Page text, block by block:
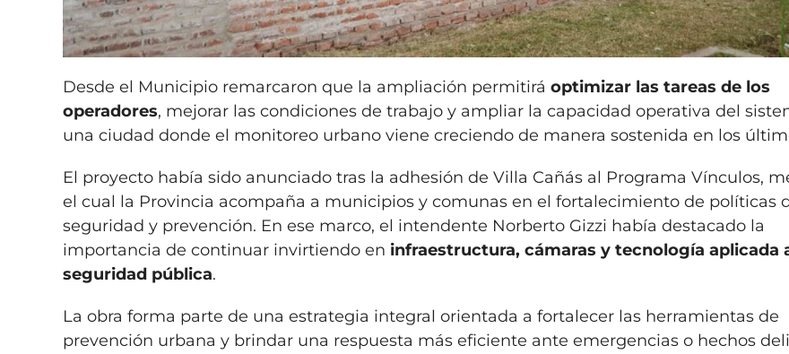
Desde el Municipio remarcaron que la ampliación permitiráoptimizar las tareas de los
operadores, mejorar las condiciones de trabajo y ampliar la capacidad operativa del
una ciudad donde el monitoreo urbano viene creciendo de manera sostenida en los
El proyecto había sido anunciado tras la adhesión de Villa Cañás al Programa Vínculos,
el cual la Provincia acompaña a municipios y comunas en el fortalecimiento de políticas
seguridad y prevención. En ese marco, el intendente Norberto Gizzi había destacado la
importancia de continuar invirtiendo en infraestructura, cámaras y tecnología aplicada
seguridad pública.
La obra forma parte de una estrategia integral orientada a fortalecer las herramientas de
prevención urbana y brindar una respuesta más eficiente ante emergencias o hechos